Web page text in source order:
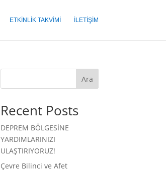
ETKINLIK TAKVIMI İLETIŞIM
Ara
Recent Posts
DEPREM BÖLGESİNE
YARDIMLARINIZI
ULAŞTIRIYORUZ!
Çevre Bilinci ve Afet